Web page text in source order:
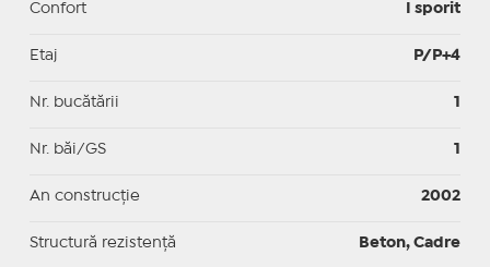
Confort I sporit
Etaj P/P+4
Nr. bucătării 1
Nr. băi/GS 1
An construcție 2002
Structură rezistență Beton, Cadre